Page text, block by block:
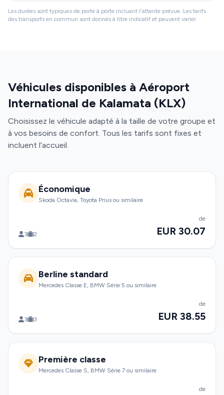
Les durées sont typiques de porte à porte incluant l'attente prévue. Les tarifs
des transports en commun sont donnés à titre indicatif et peuvent varier.
Véhicules disponibles à Aéroport
International de Kalamata (KLX)
Choisissez le véhicule adapté à la taille de votre groupe et
à vos besoins de confort. Tous les tarifs sont fixes et
incluent l’accueil.
Économique
Skoda Octavia, Toyota Prius ou similaire
3 2
de
EUR 30.07
Berline standard
Mercedes Classe E, BMW Série 5 ou similaire
3 3
de
EUR 38.55
Première classe
Mercedes Classe S, BMW Série 7 ou similaire
de